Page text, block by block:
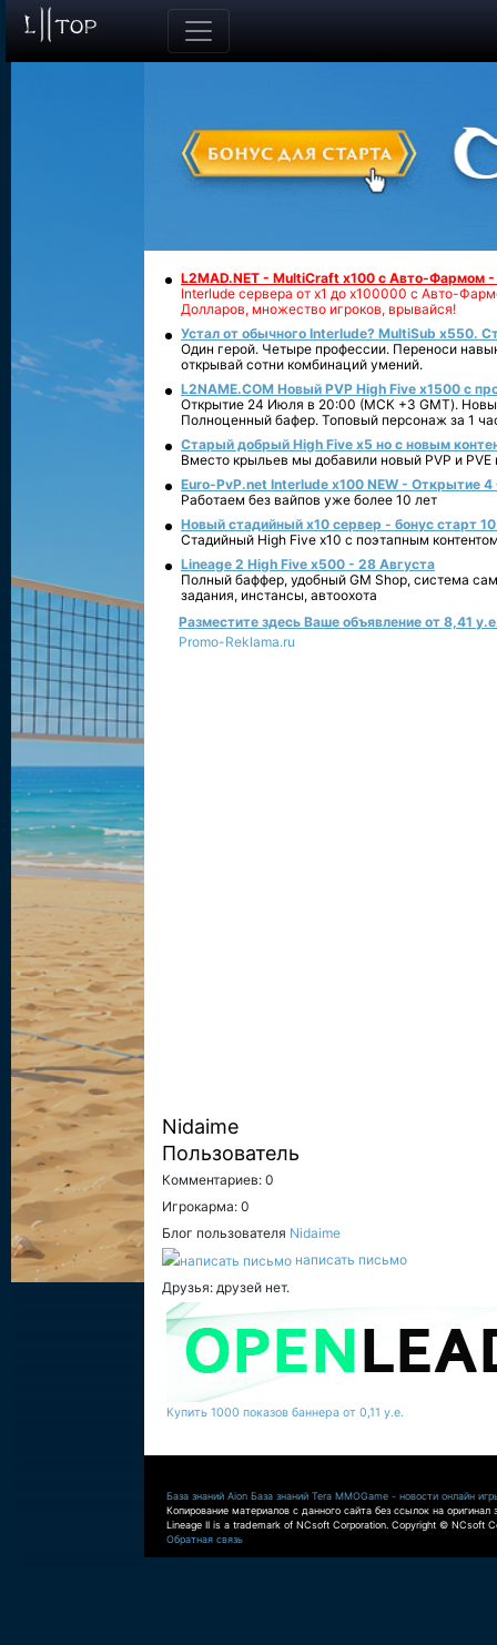
L2MAD.NET - MultiCraft x100 с Авто-Фармом
Interlude сервера от х1 до х100000 с Авто-
Долларов, множество игроков, врывайся!
Устал от обычного Interlude? MultiSub x550.
Один герой. Четыре профессии. Переноси
открывай сотни комбинаций умений.
L2NAME.COM Новый PVP High Five x1500 с
Открытие 24 Июля в 20:00 (МСК +3 GMT).
Полноценный бафер. Топовый персонаж за 1
Старый добрый High Five x5 но с новым
Вместо крыльев мы добавили новый PVP и PVE
Euro-PvP.net Interlude х100 NEW - Открытие 4
Работаем без вайпов уже более 10 лет
Новый стадийный х10 сервер - бонус старт
Стадийный High Five x10 с поэтапным
Lineage 2 High Five x500 - 28 Августа
Полный баффер, удобный GM Shop, система
задания, инстансы, автоохота
Разместите здесь Ваше объявление от 8,41
Promo-Reklama.ru
Nidaime
Пользователь
Комментариев: 0
Игрокарма: 0
Блог пользователя Nidaime
написать письмо
Друзья: друзей нет.
Купить 1000 показов баннера от 0,11 у.е.
База знаний Aion База знаний Tera MMOGame - новости онлайн
Копирование материалов с данного сайта без ссылок на оригинал
Lineage II is a trademark of NCsoft Corporation. Copyright © NCsoft
Обратная связь